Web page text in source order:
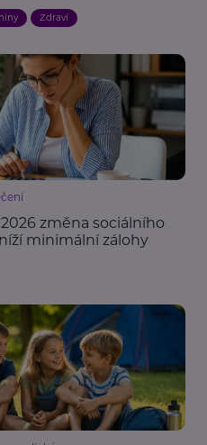
Zdraví
změna sociálního
minimální zálohy